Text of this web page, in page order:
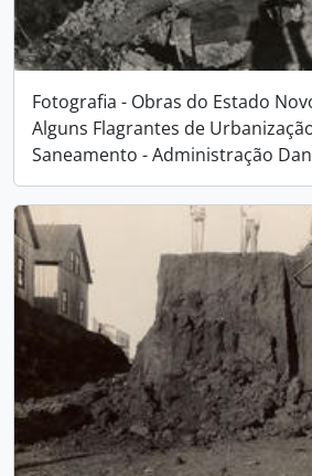
Fotografia - Obras do Estado
Alguns Flagrantes de
Saneamento - Administração